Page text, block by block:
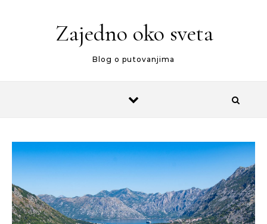
Zajedno oko sveta
Blog o putovanjima